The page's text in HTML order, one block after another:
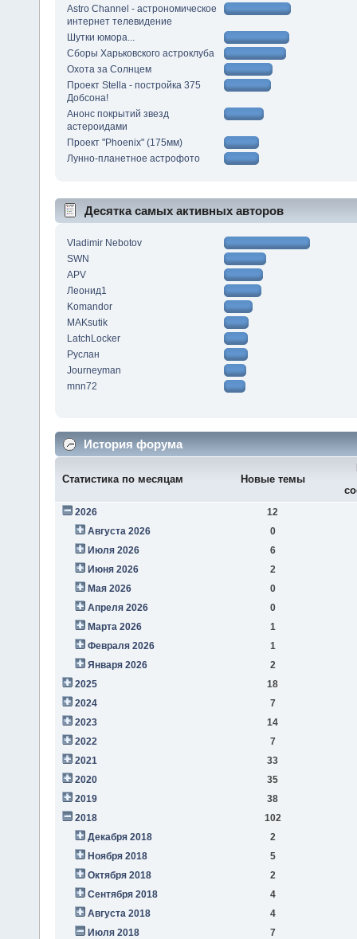
Astro Channel - астрономическое
интернет телевидение
Шутки юмора...
Сборы Харьковского астроклуба
Охота за Солнцем
Проект Stella - постройка 375
Добсона!
Анонс покрытий звезд
астероидами
Проект "Phoenix" (175мм)
Лунно-планетное астрофото
Десятка самых активных авторов
Vladimir Nebotov
SWN
APV
Леонид1
Komandor
MAKsutik
LatchLocker
Руслан
Journeyman
mnn72
История форума
Статистика по месяцам Новые темы
2026
12
Августа 2026
0
Июля 2026
6
Июня 2026
2
Мая 2026
0
Апреля 2026
0
Марта 2026
1
Февраля 2026
1
Января 2026
2
2025
18
2024
7
2023
14
2022
7
2021
33
2020
35
2019
38
2018
102
Декабря 2018
2
Ноября 2018
5
Октября 2018
2
Сентября 2018
4
Августа 2018
4
Июля 2018
7